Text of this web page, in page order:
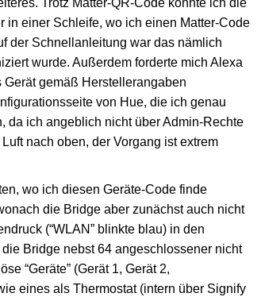
in einer Schleife, wo ich einen Matter-Code
der Schnellanleitung war das nämlich
wurde. Außerdem forderte mich Alexa
gemäß Herstellerangaben
von Hue, die ich genau
da ich angeblich nicht über Admin-Rechte
nach oben, der Vorgang ist extrem
wo ich diesen Geräte-Code finde
die Bridge aber zunächst auch nicht
(“WLAN” blinkte blau) in den
Bridge nebst 64 angeschlossener nicht
“Geräte” (Gerät 1, Gerät 2,
eines als Thermostat (intern über Signify